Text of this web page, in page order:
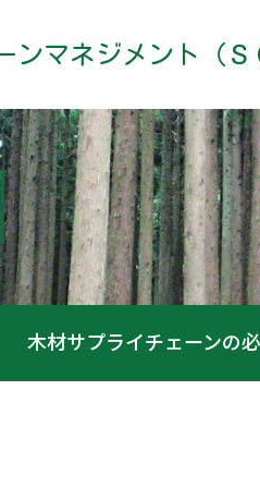
ンマネジメント（
木材サプライチェーンの